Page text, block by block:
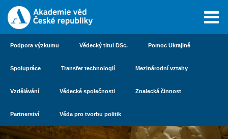
Podpora výzkumu Vědecký titul DSc. Pomoc Ukrajině
Spolupráce Transfer technologií Mezinárodní vztahy
Vzdělávání Vědecké společnosti Znalecká činnost
Partnerství Věda pro tvorbu politik